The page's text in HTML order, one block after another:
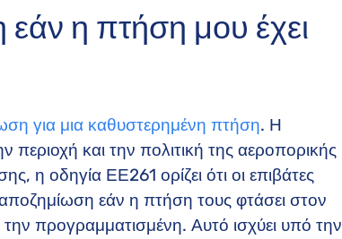
η πτήση μου έχει
για μια καθυστερημένη πτήση. Η
και την πολιτική της αεροπορικής
η οδηγία ΕΕ261 ορίζει ότι οι επιβάτες
εάν η πτήση τους φτάσει στον
προγραμματισμένη. Αυτό ισχύει υπό την